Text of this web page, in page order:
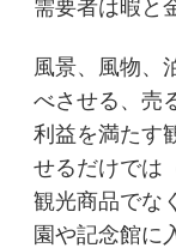
需要者は暇と
風景、風物、
べさせる、売
利益を満たす
せるだけでは
観光商品でな
園や記念館に